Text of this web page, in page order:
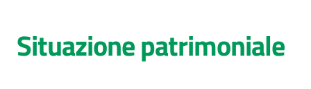
Situazione patrimoniale